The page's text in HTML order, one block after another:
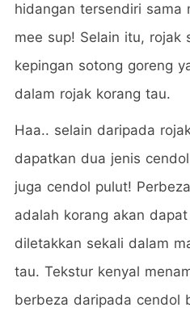
hidangan tersendiri sama
mee sup! Selain itu, rojak
kepingan sotong goreng
dalam rojak korang tau.
Haa.. selain daripada
dapatkan dua jenis
juga cendol pulut!
adalah korang akan
diletakkan sekali dalam
tau. Tekstur kenyal
berbeza daripada cendol